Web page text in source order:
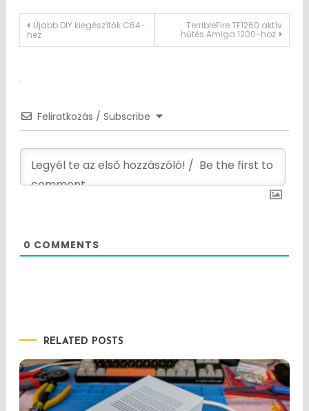
Post
Újabb DIY kiegészítők C64-
hez
TerribleFire TF1260 aktív
hűtés Amiga 1200-hoz
Feliratkozás / Subscribe
0 COMMENTS
RELATED POSTS